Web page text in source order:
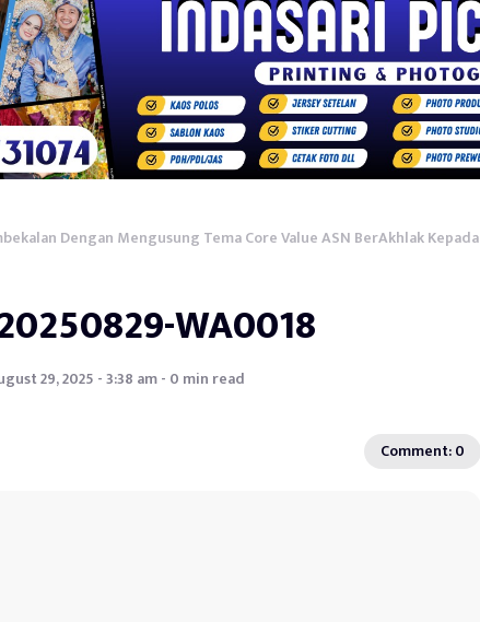
Dengan Mengusung Tema Core Value ASN BerAkhlak Kepada
WA0018
29, 2025 - 3:38 am - 0 min read
Comment: 0